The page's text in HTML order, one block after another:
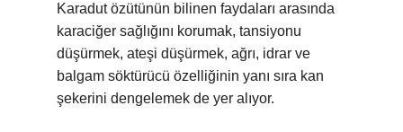
Karadut özütünün bilinen faydaları arasında
karaciğer sağlığını korumak, tansiyonu
düşürmek, ateşi düşürmek, ağrı, idrar ve
balgam söktürücü özelliğinin yanı sıra kan
şekerini dengelemek de yer alıyor.